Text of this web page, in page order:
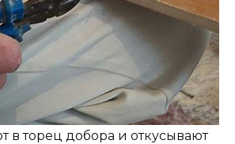
в торец добора и откусывают